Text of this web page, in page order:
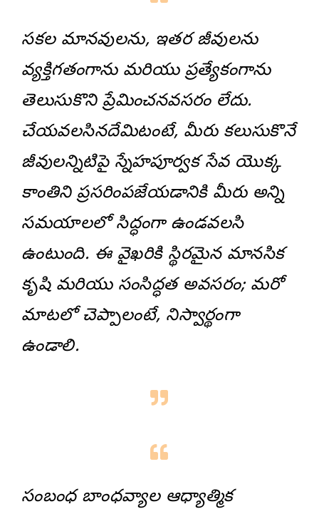
సకల మానవులను, ఇతర జీవులను
వ్యక్తిగతంగాను మరియు ప్రత్యేకంగాను
తెలుసుకొని ప్రేమించనవసరం లేదు.
చేయవలసినదేమిటంటే, మీరు కలుసుకొనే
జీవులన్నిటిపై స్నేహపూర్వక సేవ యొక్క
కాంతిని ప్రసరింపజేయడానికి మీరు అన్ని
సమయాలలో సిద్ధంగా ఉండవలసి
ఉంటుంది. ఈ వైఖరికి స్థిరమైన మానసిక
కృషి మరియు సంసిద్ధత అవసరం; మరో
మాటలో చెప్పాలంటే, నిస్వార్థంగా
ఉండాలి.
సంబంధ బాంధవ్యాల ఆధ్యాత్మిక